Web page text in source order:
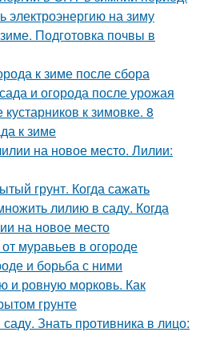
на зиму
Подготовка почвы в
к зиме после сбора
и огорода после урожая
к зимовке. 8
к зиме
на новое место. Лилии:
грунт. Когда сажать
лилию в саду. Когда
на новое место
муравьев в огороде
и борьба с ними
и ровную морковь. Как
грунте
Знать противника в лицо: